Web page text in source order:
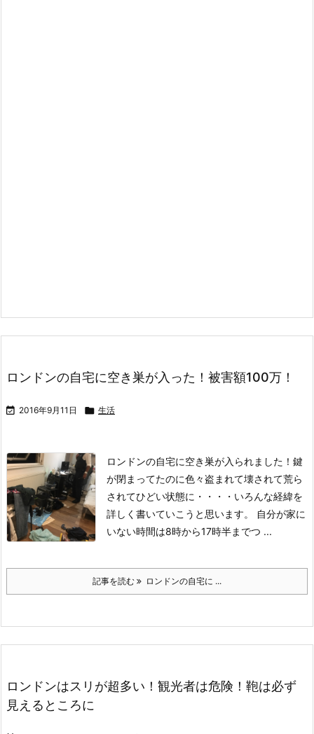
ロンドンの自宅に空き巣が入った！被害額100万！
 2016年9月11日  生活
ロンドンの自宅に空き巣が入られました！鍵
が閉まってたのに色々盗まれて壊されて荒ら
されてひどい状態に・・・・いろんな経緯を
詳しく書いていこうと思います。
自分が家に
いない時間は8時から17時半までつ ...
記事を読む ロンドンの自宅に ...
ロンドンはスリが超多い！観光者は危険！鞄は必ず
見えるところに